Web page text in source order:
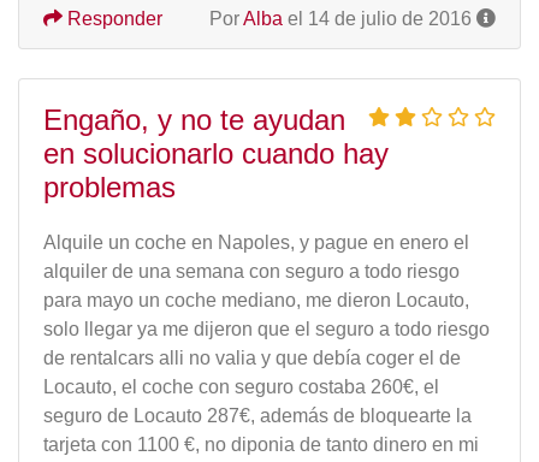
PorAlba el 14 de julio de 2016
Responder
Engaño, y no te ayudan
en solucionarlo cuando hay
problemas
Alquile un coche en Napoles, y pague en enero el
alquiler de una semana con seguro a todo riesgo
para mayo un coche mediano, me dieron Locauto,
solo llegar ya me dijeron que el seguro a todo riesgo
de rentalcars alli no valia y que debía coger el de
Locauto, el coche con seguro costaba 260€, el
seguro de Locauto 287€, además de bloquearte la
tarjeta con 1100 €, no diponia de tanto dinero en mi